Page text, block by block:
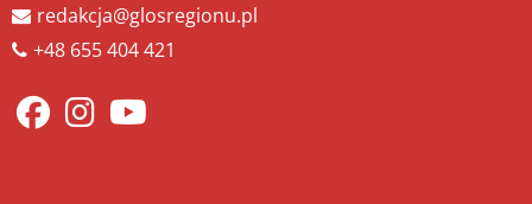
redakcja@glosregionu.pl
+48 655 404 421